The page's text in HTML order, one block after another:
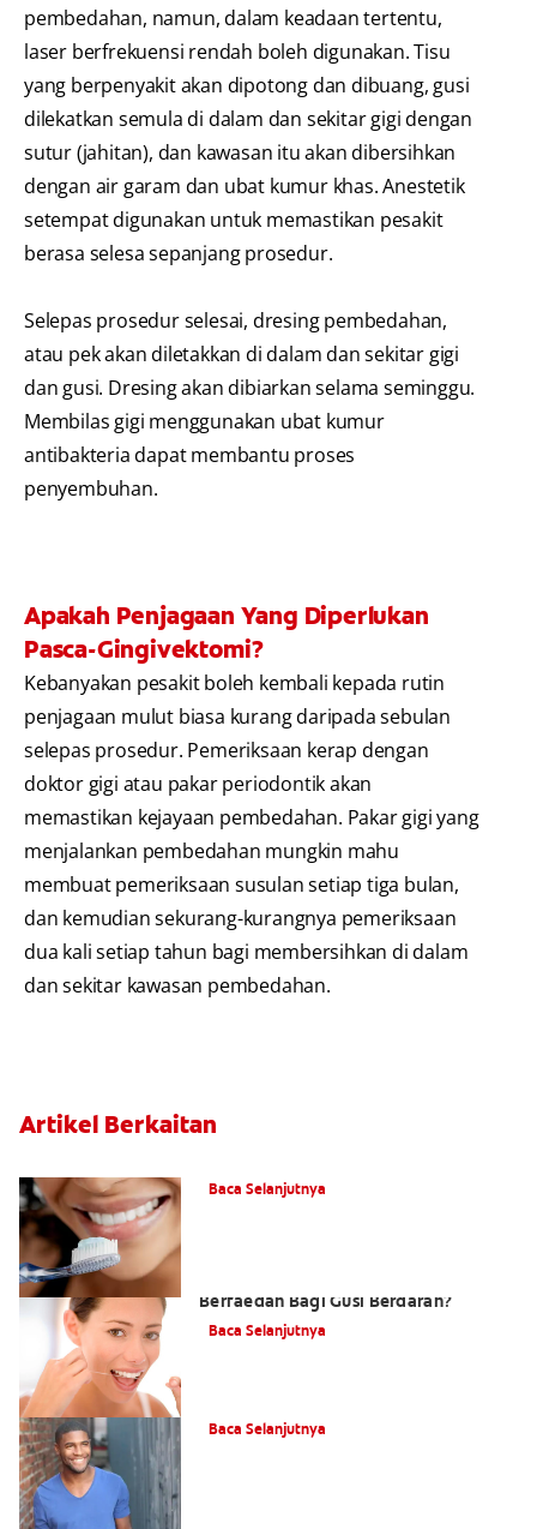
pembedahan, namun, dalam keadaan tertentu,
laser berfrekuensi rendah boleh digunakan. Tisu
yang berpenyakit akan dipotong dan dibuang, gusi
dilekatkan semula di dalam dan sekitar gigi dengan
sutur (jahitan), dan kawasan itu akan dibersihkan
dengan air garam dan ubat kumur khas. Anestetik
setempat digunakan untuk memastikan pesakit
berasa selesa sepanjang prosedur.
Selepas prosedur selesai, dresing pembedahan,
atau pek akan diletakkan di dalam dan sekitar gigi
dan gusi. Dresing akan dibiarkan selama seminggu.
Membilas gigi menggunakan ubat kumur
antibakteria dapat membantu proses
penyembuhan.
Apakah Penjagaan Yang Diperlukan
Pasca-Gingivektomi?
Kebanyakan pesakit boleh kembali kepada rutin
penjagaan mulut biasa kurang daripada sebulan
selepas prosedur. Pemeriksaan kerap dengan
doktor gigi atau pakar periodontik akan
memastikan kejayaan pembedahan. Pakar gigi yang
menjalankan pembedahan mungkin mahu
membuat pemeriksaan susulan setiap tiga bulan,
dan kemudian sekurang-kurangnya pemeriksaan
dua kali setiap tahun bagi membersihkan di dalam
dan sekitar kawasan pembedahan.
Artikel Berkaitan
Baca Selanjutnya
Berfaedah Bagi Gusi Berdarah?
Baca Selanjutnya
Baca Selanjutnya